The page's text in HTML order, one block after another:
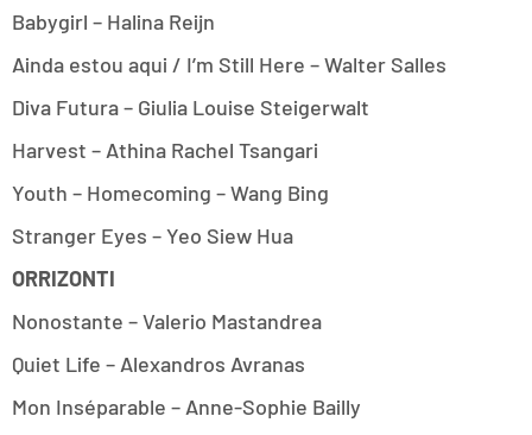
Babygirl – Halina Reijn
Ainda estou aqui / I’m Still Here – Walter Salles
Diva Futura – Giulia Louise Steigerwalt
Harvest – Athina Rachel Tsangari
Youth – Homecoming – Wang Bing
Stranger Eyes – Yeo Siew Hua
ORRIZONTI
Nonostante – Valerio Mastandrea
Quiet Life – Alexandros Avranas
Mon Inséparable – Anne-Sophie Bailly